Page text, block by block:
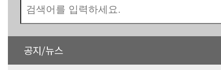
공지/뉴스